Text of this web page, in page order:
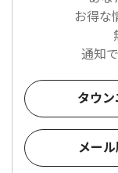
お得な
通知
タウ
メー